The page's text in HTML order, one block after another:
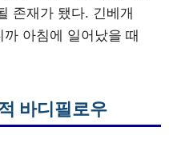
존재가 됐다. 긴베개
아침에 일어났을 때
바디필로우